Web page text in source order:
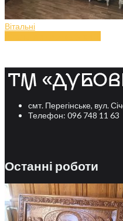
Вітальні
смт. Перегінське, вул.
Телефон: 096 748 11 63
Останні роботи